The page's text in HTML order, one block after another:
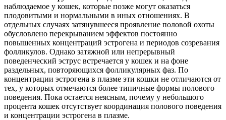
наблюдаемое у кошек, которые позже могут оказаться
плодовитыми и нормальными в иных отношениях. В
отдельных случаях затянувшееся проявление половой охоты
обусловлено перекрыванием эффектов постоянно
повышенных концентраций эстрогена и периодов созревания
фолликулов. Однако затяжной или непрерывный
поведенческий эструс встречается у кошек и на фоне
раздельных, повторяющихся фолликулярных фаз. По
концентрации эстрогена в плазме эти кошки не отличаются от
тех, у которых отмечаются более типичные формы полового
поведения. Пока остается неясным, почему у небольшого
процента кошек отсутствует координация полового поведения
и концентрации эстрогена в плазме.